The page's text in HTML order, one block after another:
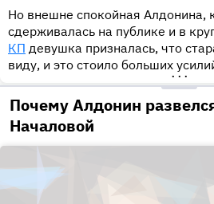
Но внешне спокойная Алдонина,
сдерживалась на публике и в
КП девушка призналась, что
виду, и это стоило больших
•••
Почему Алдонин
Началовой